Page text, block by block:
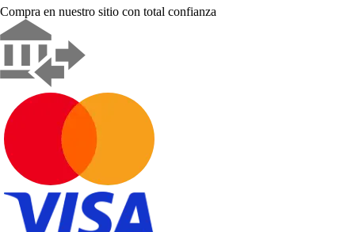
Compra en nuestro sitio con total confianza